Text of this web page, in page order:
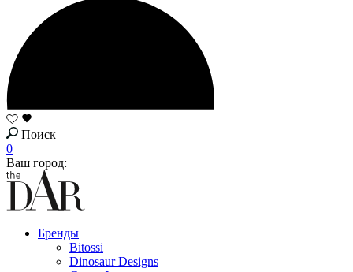
Поиск
0
Ваш город:
Бренды
Bitossi
Dinosaur Designs